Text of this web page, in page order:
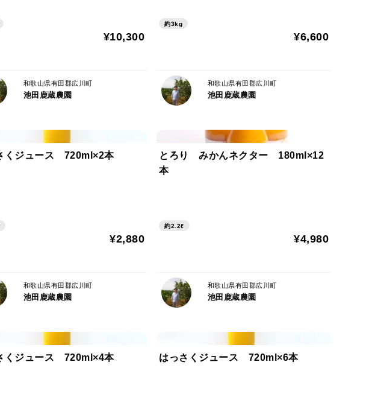
ん）／混合／国産（和歌山県）
予定となります
せん
送はできません（注文キャンセルさせていただきます）
水分が少しずつ放出されます。出荷時にその分を考慮して多めにしていま
¥10,300
和歌山県有田郡広川町
池田鹿蔵農園
約3kg
¥6,600
和歌山県有田郡広川町
池田鹿蔵農園
くジュース 720ml×2本
¥2,880
和歌山県有田郡広川町
池田鹿蔵農園
とろり みかんネクター 180ml×12
本
約2.2ℓ
¥4,980
和歌山県有田郡広川町
池田鹿蔵農園
くジュース 720ml×4本 はっさくジュース 720ml×6本